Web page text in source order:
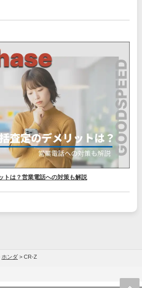
トは？営業電話への対策も解説
ホンダ > CR-Z